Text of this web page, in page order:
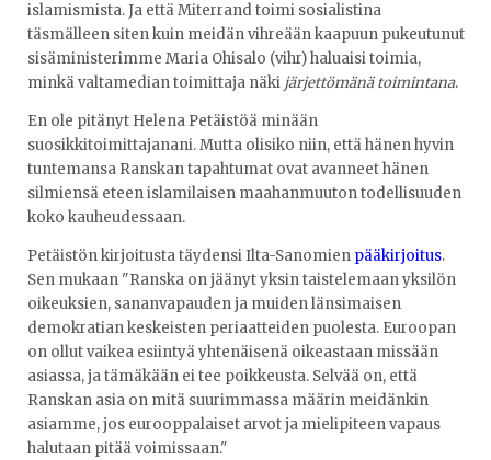
islamismista. Ja että Miterrand toimi sosialistina
täsmälleen siten kuin meidän vihreään kaapuun pukeutunut
sisäministerimme Maria Ohisalo (vihr) haluaisi toimia,
minkä valtamedian toimittaja näki järjettömänä toimintana.
En ole pitänyt Helena Petäistöä minään
suosikkitoimittajanani. Mutta olisiko niin, että hänen hyvin
tuntemansa Ranskan tapahtumat ovat avanneet hänen
silmiensä eteen islamilaisen maahanmuuton todellisuuden
koko kauheudessaan.
Petäistön kirjoitusta täydensi Ilta-Sanomien pääkirjoitus.
Sen mukaan "Ranska on jäänyt yksin taistelemaan yksilön
oikeuksien, sananvapauden ja muiden länsimaisen
demokratian keskeisten periaatteiden puolesta. Euroopan
on ollut vaikea esiintyä yhtenäisenä oikeastaan missään
asiassa, ja tämäkään ei tee poikkeusta. Selvää on, että
Ranskan asia on mitä suurimmassa määrin meidänkin
asiamme, jos eurooppalaiset arvot ja mielipiteen vapaus
halutaan pitää voimissaan."